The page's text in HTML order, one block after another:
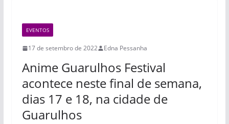
EVENTOS
17 de setembro de 2022 Edna Pessanha
Anime Guarulhos Festival
acontece neste final de semana,
dias 17 e 18, na cidade de
Guarulhos